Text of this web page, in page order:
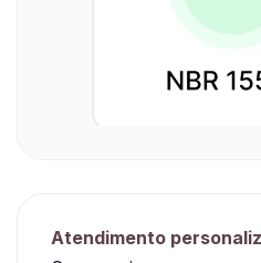
Atendimento